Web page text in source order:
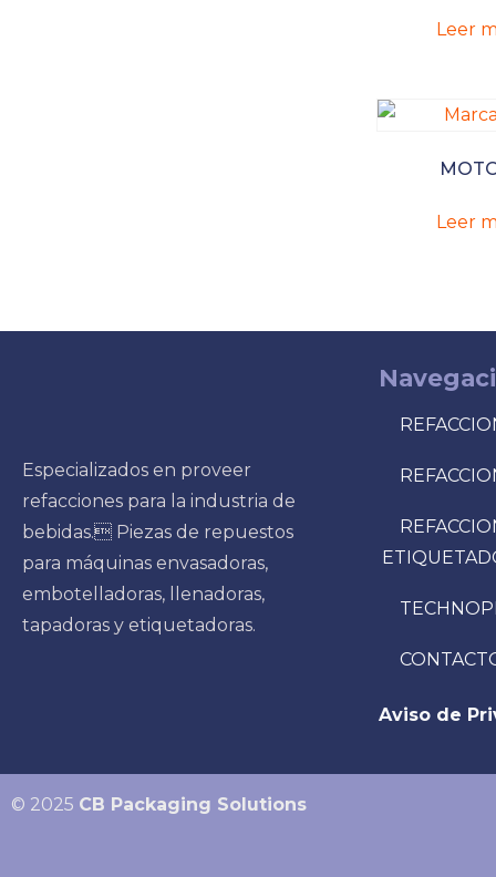
Leer
Leer
Especializados en proveer
refacciones para la industria de
bebidas. Piezas de repuestos
para máquinas envasadoras,
embotelladoras, llenadoras,
tapadoras y etiquetadoras.
Aviso de
© 2025 CB Packaging Solutions